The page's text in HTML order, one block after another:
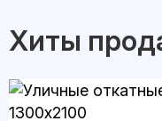
Хиты